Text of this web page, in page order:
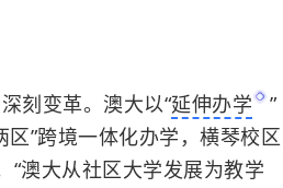
刻变革。澳大以“延伸办学
”
”跨境一体化办学，横琴校区
澳大从社区大学发展为教学